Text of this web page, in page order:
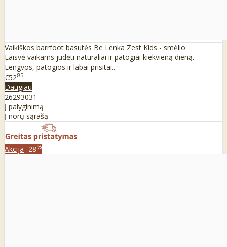
Vaikiškos barrfoot basutės Be Lenka Zest Kids - smėlio
Laisvė vaikams judėti natūraliai ir patogiai kiekvieną dieną.
Lengvos, patogios ir labai prisitai..
€5285
Daugiau
26293031
Į palyginimą
Į norų sąrašą
Akcija -28%